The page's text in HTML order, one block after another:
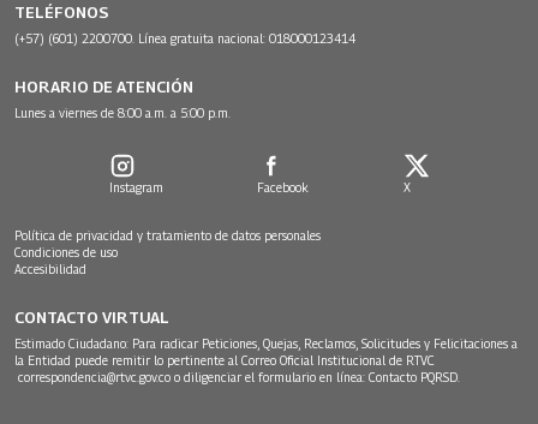
TELÉFONOS
(+57) (601) 2200700. Línea gratuita nacional: 018000123414
HORARIO DE ATENCIÓN
Lunes a viernes de 8:00 a.m. a 5:00 p.m.
Instagram Facebook X
Política de privacidad y tratamiento de datos personales
Condiciones de uso
Accesibilidad
CONTACTO VIRTUAL
Estimado Ciudadano: Para radicar Peticiones, Quejas, Reclamos, Solicitudes y Felicitaciones a
la Entidad puede remitir lo pertinente al Correo Oficial Institucional de RTVC
correspondencia@rtvc.gov.co o diligenciar el formulario en línea: Contacto PQRSD.